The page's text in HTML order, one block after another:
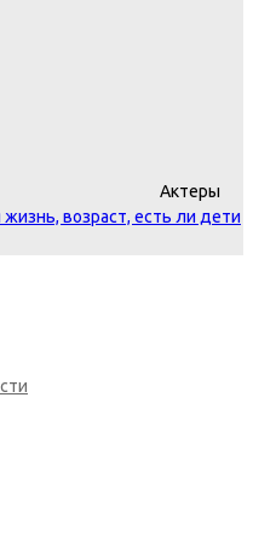
Актеры
возраст, есть ли дети